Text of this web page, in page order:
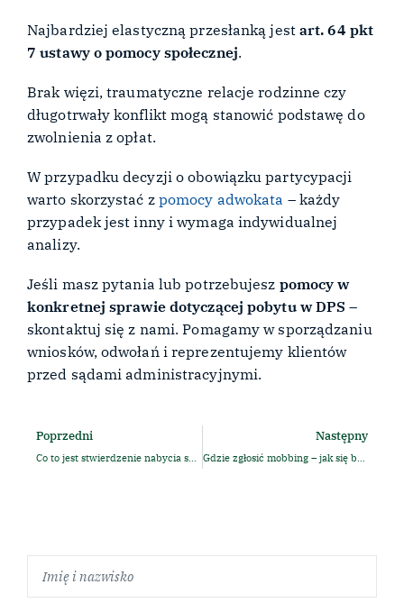
Najbardziej elastyczną przesłanką jest art. 64 pkt
7 ustawy o pomocy społecznej.
Brak więzi, traumatyczne relacje rodzinne czy
długotrwały konflikt mogą stanowić podstawę do
zwolnienia z opłat.
W przypadku decyzji o obowiązku partycypacji
warto skorzystać z pomocy adwokata – każdy
przypadek jest inny i wymaga indywidualnej
analizy.
Jeśli masz pytania lub potrzebujesz pomocy w
konkretnej sprawie dotyczącej pobytu w DPS –
skontaktuj się z nami. Pomagamy w sporządzaniu
wniosków, odwołań i reprezentujemy klientów
przed sądami administracyjnymi.
Poprzedni
Co to jest stwierdzenie nabycia spadku? Wzór wniosku
Następny
Gdzie zgłosić mobbing – jak się bronić?